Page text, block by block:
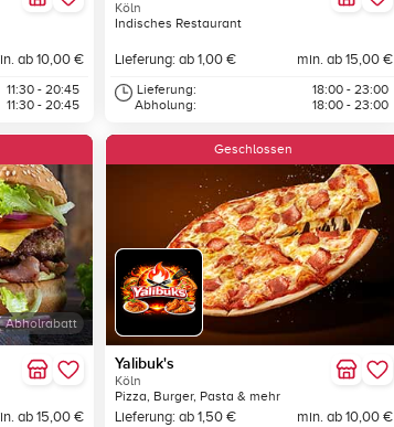
ab 10,00 €
11:30 - 20:45
11:30 - 20:45
Köln
Indisches Restaurant
Lieferung: ab 1,00 € min. ab 15,00 €
Lieferung:
Abholung:
18:00 - 23:00
18:00 - 23:00
Abholrabatt
ab 15,00 €
Geschlossen
Yalibuk's
Köln
Pizza, Burger, Pasta & mehr
Lieferung: ab 1,50 € min. ab 10,00 €